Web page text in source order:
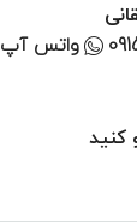
واتس آپ
کنید